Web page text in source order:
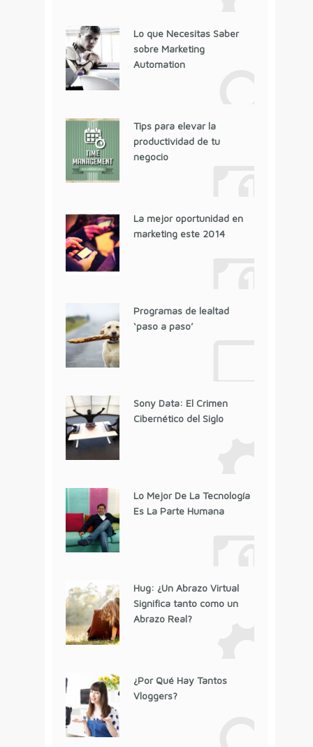
Lo que Necesitas Saber
sobre Marketing
Automation
Tips para elevar la
productividad de tu
negocio
La mejor oportunidad en
marketing este 2014
Programas de lealtad
‘paso a paso’
Sony Data: El Crimen
Cibernético del Siglo
Lo Mejor De La Tecnología
Es La Parte Humana
Hug: ¿Un Abrazo Virtual
Significa tanto como un
Abrazo Real?
¿Por Qué Hay Tantos
Vloggers?